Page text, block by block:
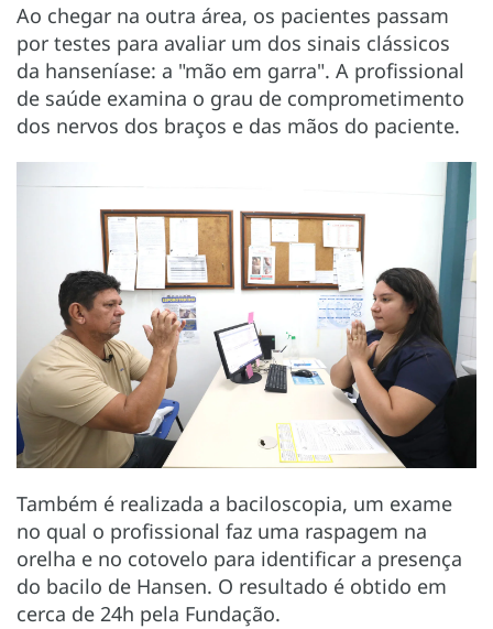
Ao chegar na outra área, os pacientes passam
por testes para avaliar um dos sinais clássicos
da hanseníase: a "mão em garra". A profissional
de saúde examina o grau de comprometimento
dos nervos dos braços e das mãos do paciente.
Também é realizada a baciloscopia, um exame
no qual o profissional faz uma raspagem na
orelha e no cotovelo para identificar a presença
do bacilo de Hansen. O resultado é obtido em
cerca de 24h pela Fundação.